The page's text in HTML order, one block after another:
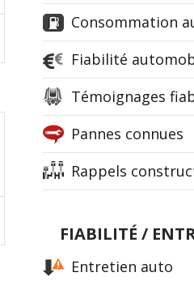
Consommation
Fiabilité
Témoignages
Pannes connues
Rappels
FIABILITÉ /
Entretien auto